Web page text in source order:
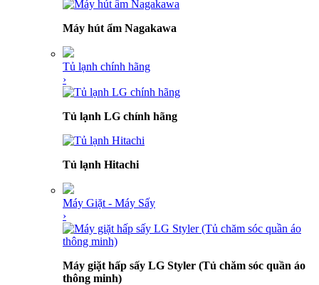
Máy hút ẩm Nagakawa
Tủ lạnh chính hãng
›
Tủ lạnh LG chính hãng
Tủ lạnh Hitachi
Máy Giặt - Máy Sấy
›
Máy giặt hấp sấy LG Styler (Tủ chăm sóc quần áo
thông minh)